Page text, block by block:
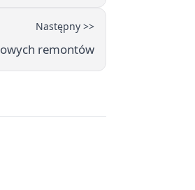
Następny >>
remontów